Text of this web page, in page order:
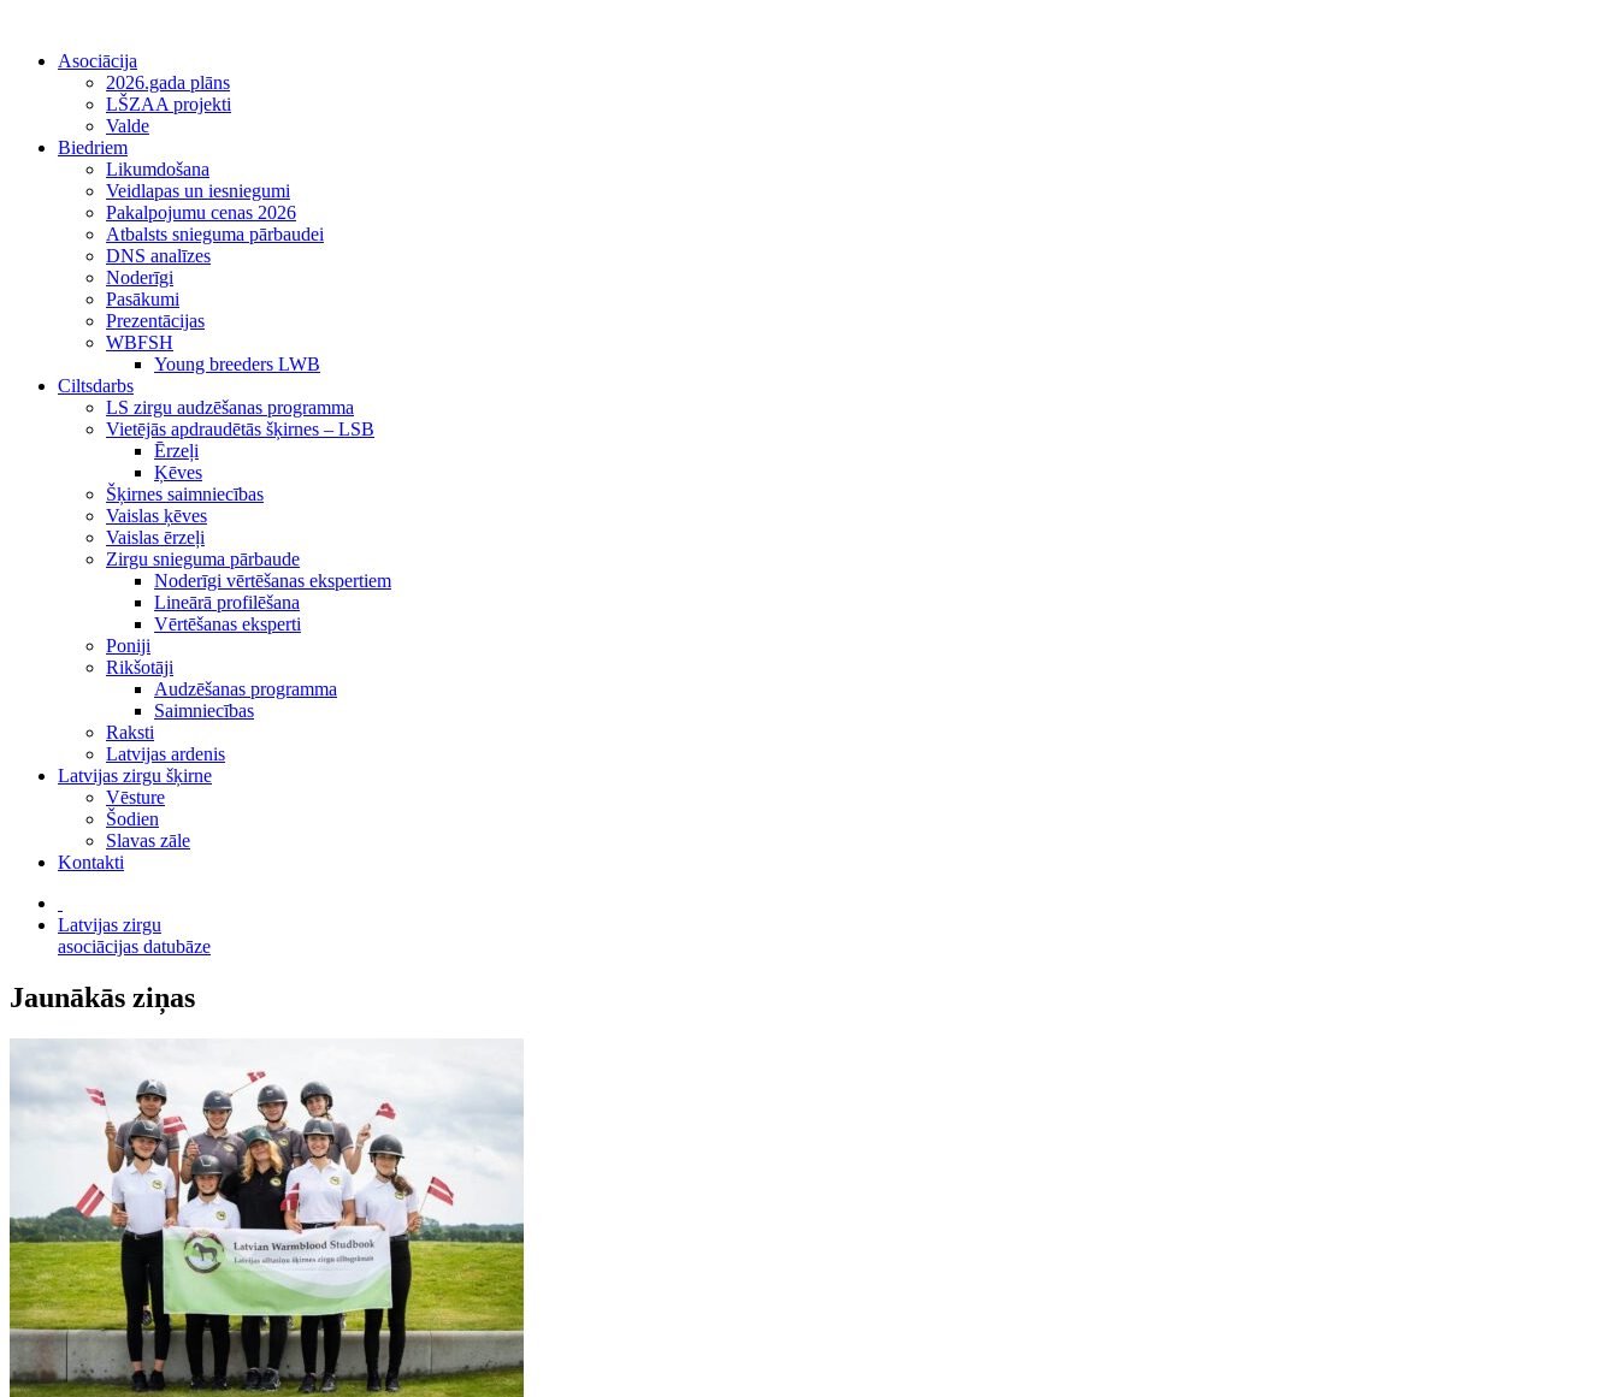
Asociācija
2026.gada plāns
LŠZAA projekti
Valde
Biedriem
Likumdošana
Veidlapas un iesniegumi
Pakalpojumu cenas 2026
Atbalsts snieguma pārbaudei
DNS analīzes
Noderīgi
Pasākumi
Prezentācijas
WBFSH
Young breeders LWB
Ciltsdarbs
LS zirgu audzēšanas programma
Vietējās apdraudētās šķirnes – LSB
Ērzeļi
Ķēves
Šķirnes saimniecības
Vaislas ķēves
Vaislas ērzeļi
Zirgu snieguma pārbaude
Noderīgi vērtēšanas ekspertiem
Lineārā profilēšana
Vērtēšanas eksperti
Poniji
Rikšotāji
Audzēšanas programma
Saimniecības
Raksti
Latvijas ardenis
Latvijas zirgu šķirne
Vēsture
Šodien
Slavas zāle
Kontakti
Latvijas zirgu
asociācijas datubāze
Jaunākās ziņas